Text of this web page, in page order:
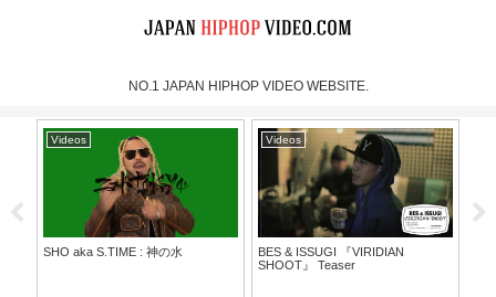
NO.1 JAPAN HIPHOP VIDEO WEBSITE.
Videos
SHO aka S.TIME : 神の水
Videos
BES & ISSUGI 『VIRIDIAN
SHOOT』 Teaser